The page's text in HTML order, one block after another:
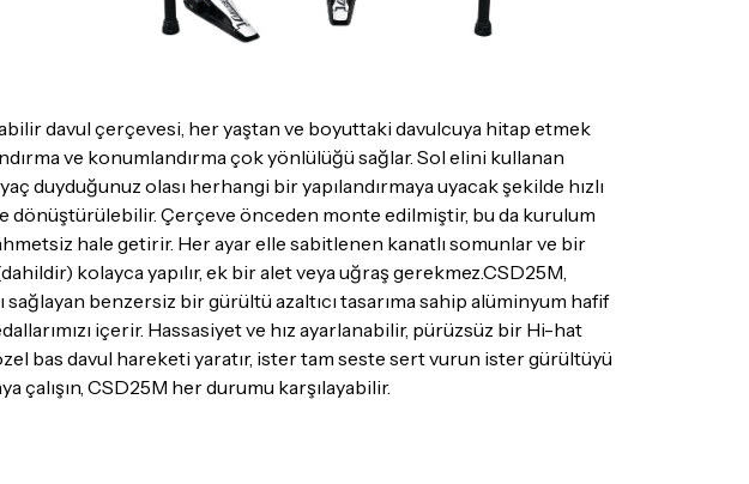
davul çerçevesi, her yaştan ve boyuttaki davulcuya hitap etmek
ve konumlandırma çok yönlülüğü sağlar. Sol elini kullanan
duyduğunuz olası herhangi bir yapılandırmaya uyacak şekilde hızlı
dönüştürülebilir. Çerçeve önceden monte edilmiştir, bu da kurulum
hale getirir. Her ayar elle sabitlenen kanatlı somunlar ve bir
kolayca yapılır, ek bir alet veya uğraş gerekmez.CSD25M,
sağlayan benzersiz bir gürültü azaltıcı tasarıma sahip alüminyum hafif
içerir. Hassasiyet ve hız ayarlanabilir, pürüzsüz bir Hi-hat
bas davul hareketi yaratır, ister tam seste sert vurun ister gürültüyü
çalışın, CSD25M her durumu karşılayabilir.